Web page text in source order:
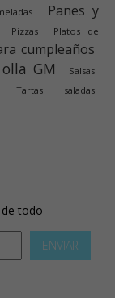
Panes y
Pizzas
Platos de
cumpleaños
GM
Salsas
Tartas saladas
todo
ENVIAR